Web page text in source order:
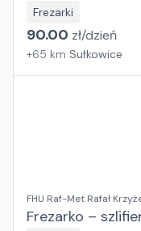
Frezarki
90.00 zł/dzień
+65 km Sułkowice
FHU Raf-Met Rafał
Frezarko –